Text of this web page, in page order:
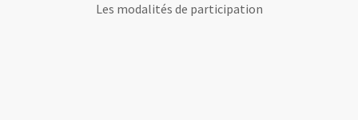
Les modalités de participation